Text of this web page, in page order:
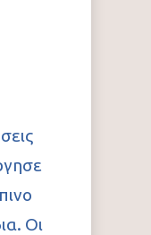
Οι